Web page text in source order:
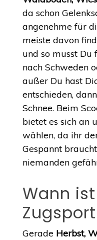
da schon
angenehme für
meiste davon
und so musst Du
nach Schweden
außer Du hast
entschieden,
Schnee. Beim
bietet es sich an
wählen, da ihr
Gespannt
niemanden
Wann
Gerade Herbst,